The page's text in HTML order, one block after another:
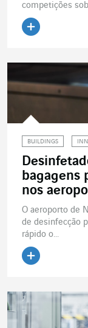
competições
BUILDINGS
bagagens
nos
O aeroporto de
de desinfecção
rápido o...